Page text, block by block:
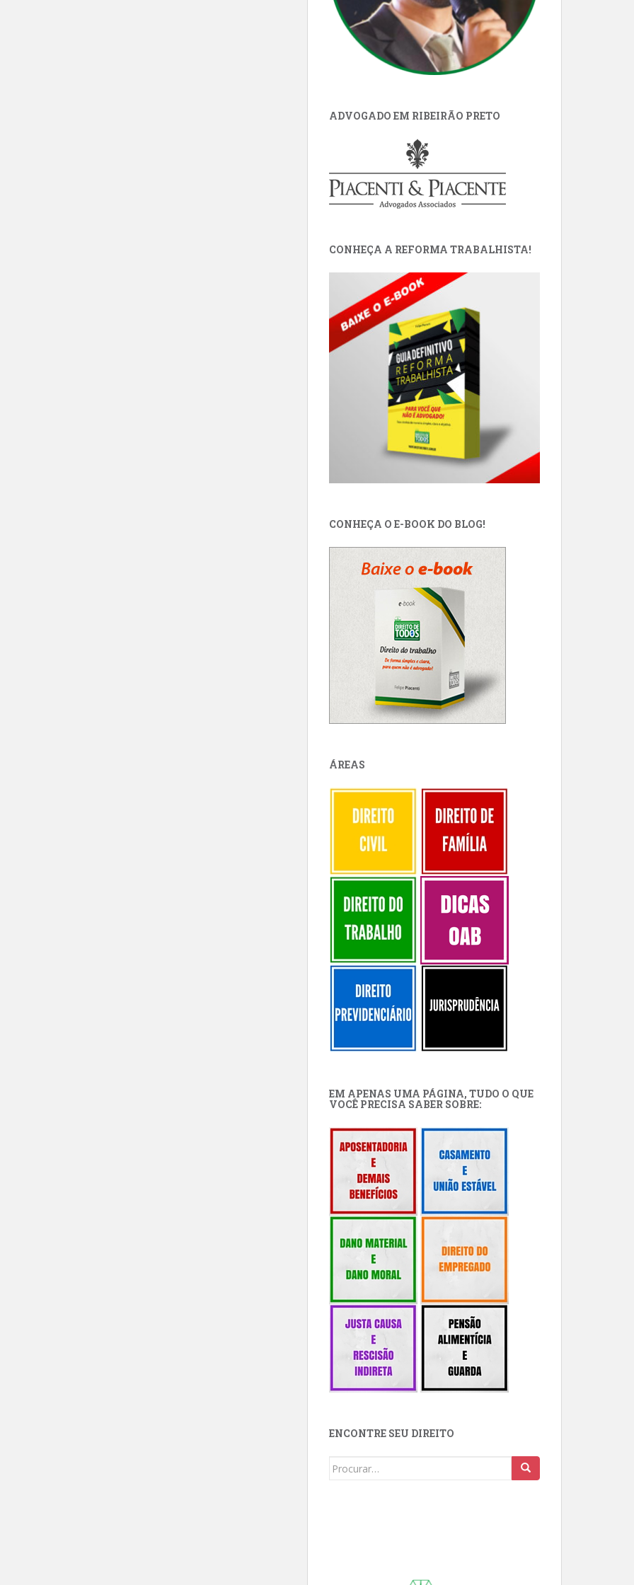
ADVOGADO EM RIBEIRÃO PRETO
CONHEÇA A REFORMA TRABALHISTA!
CONHEÇA O E-BOOK DO BLOG!
ÁREAS
EM APENAS UMA PÁGINA, TUDO O QUE
VOCÊ PRECISA SABER SOBRE:
ENCONTRE SEU DIREITO
Buscar: